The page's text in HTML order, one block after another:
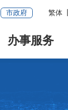
市政府 繁体
办事服务